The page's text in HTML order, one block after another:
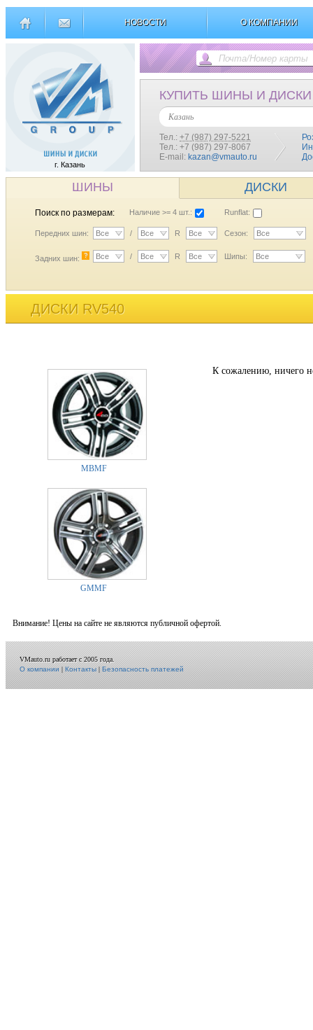
НОВОСТИ О КОМПАНИИ
г. Казань
КУПИТЬ ШИНЫ И ДИСКИ
Казань
Тел.: +7 (987) 297-5221
Тел.: +7 (987) 297-8067
E-mail: kazan@vmauto.ru
ШИНЫ ДИСКИ
Поиск по размерам: Наличие >= 4 шт.: Runflat:
Передних шин: Все / Все R Все Сезон: Все
Задних шин: ? Все / Все R Все Шипы: Все
ДИСКИ RV540
MBMF
GMMF
К сожалению, ничего
Внимание! Цены на сайте не являются публичной офертой.
VMauto.ru работает с 2005 года.
О компании|Контакты|Безопасность платежей